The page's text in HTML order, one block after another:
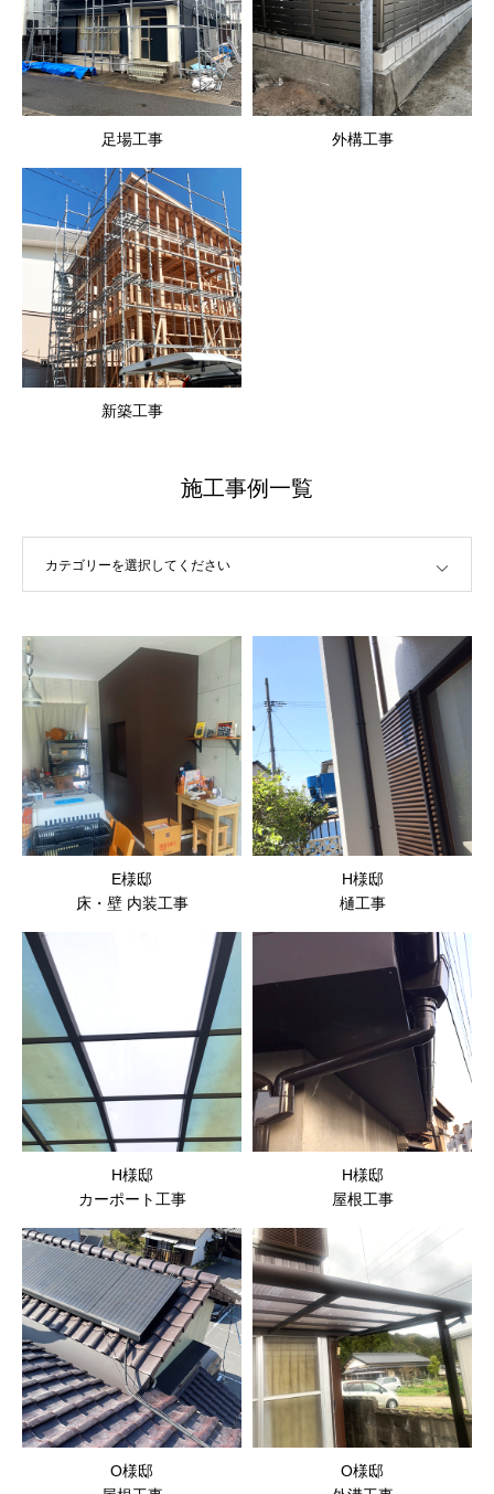
足場工事 外構工事
新築工事
施工事例一覧
カテゴリーを選択してください
E様邸
床・壁 内装工事
H様邸
樋工事
H様邸
カーポート工事
H様邸
屋根工事
O様邸
O様邸